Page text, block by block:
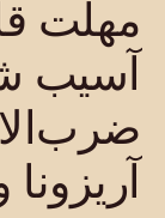
مهلت
آسیب
آریزونا